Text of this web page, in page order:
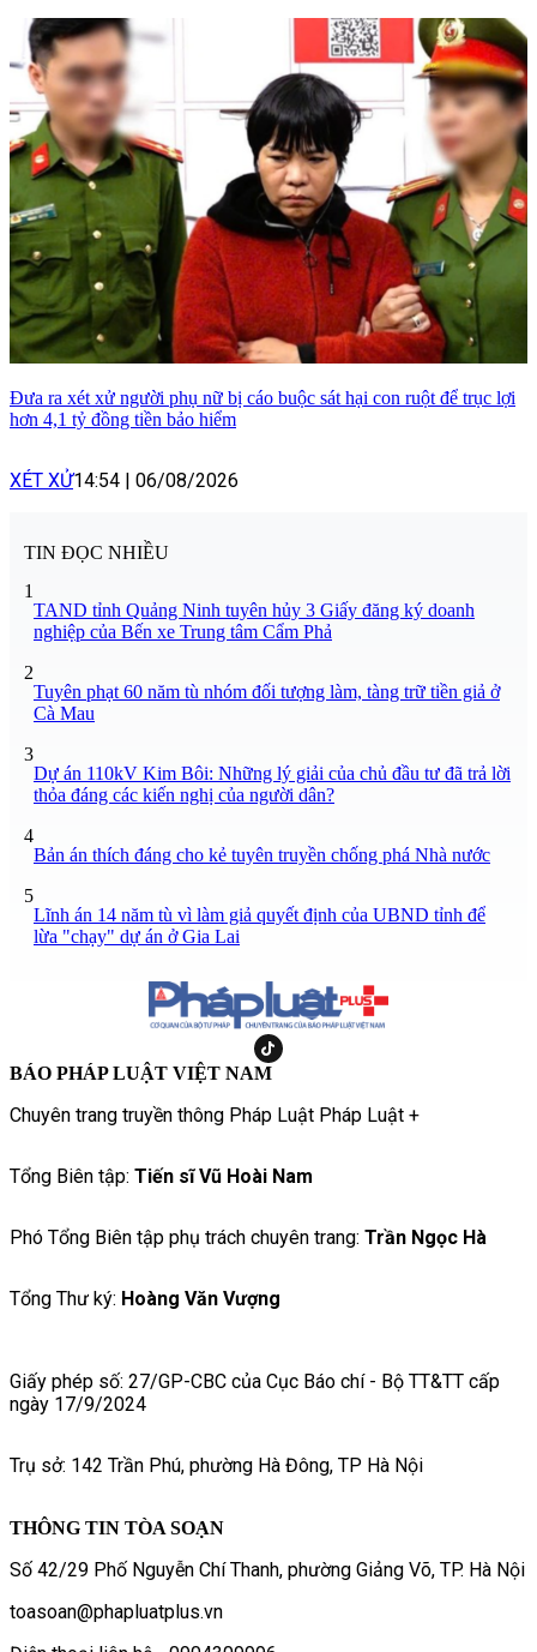
Đưa ra xét xử người phụ nữ bị cáo buộc sát hại con ruột để trục lợi
hơn 4,1 tỷ đồng tiền bảo hiểm
XÉT XỬ14:54 06/08/2026
TIN ĐỌC NHIỀU
1
TAND tỉnh Quảng Ninh tuyên hủy 3 Giấy đăng ký doanh
nghiệp của Bến xe Trung tâm Cẩm Phả
2
Tuyên phạt 60 năm tù nhóm đối tượng làm, tàng trữ tiền giả ở
Cà Mau
3
Dự án 110kV Kim Bôi: Những lý giải của chủ đầu tư đã trả lời
thỏa đáng các kiến nghị của người dân?
4
Bản án thích đáng cho kẻ tuyên truyền chống phá Nhà nước
5
Lĩnh án 14 năm tù vì làm giả quyết định của UBND tỉnh để
lừa "chạy" dự án ở Gia Lai
BÁO PHÁP LUẬT VIỆT NAM
Chuyên trang truyền thông Pháp Luật Pháp Luật +
Tổng Biên tập: Tiến sĩ Vũ Hoài Nam
Phó Tổng Biên tập phụ trách chuyên trang: Trần Ngọc Hà
Tổng Thư ký: Hoàng Văn Vượng
Giấy phép số: 27/GP-CBC của Cục Báo chí - Bộ TT&TT cấp
ngày 17/9/2024
Trụ sở: 142 Trần Phú, phường Hà Đông, TP Hà Nội
THÔNG TIN TÒA SOẠN
Số 42/29 Phố Nguyễn Chí Thanh, phường Giảng Võ, TP. Hà Nội
toasoan@phapluatplus.vn